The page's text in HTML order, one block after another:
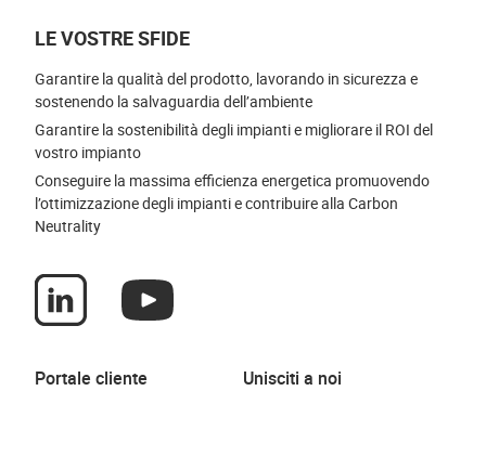
LE VOSTRE SFIDE
Garantire la qualità del prodotto, lavorando in sicurezza e
sostenendo la salvaguardia dell’ambiente
Garantire la sostenibilità degli impianti e migliorare il ROI del
vostro impianto
Conseguire la massima efficienza energetica promuovendo
l’ottimizzazione degli impianti e contribuire alla Carbon
Neutrality
Portale cliente Unisciti a noi